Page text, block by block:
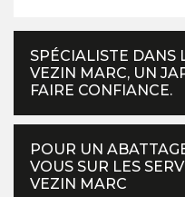
SPÉCIALISTE DANS
VEZIN MARC, UN
FAIRE CONFIANCE.
POUR UN
VOUS SUR LES
VEZIN MARC